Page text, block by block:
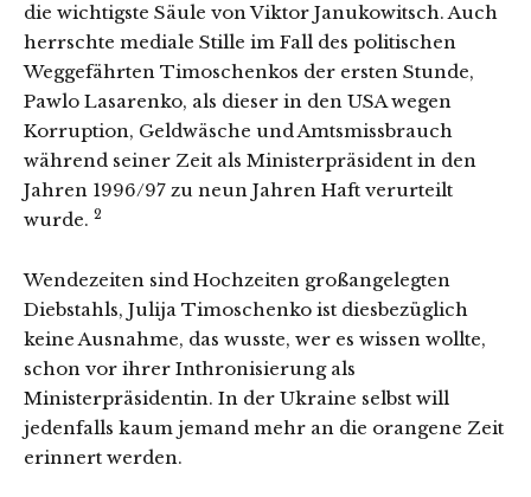
die wichtigste Säule von Viktor Janukowitsch. Auch
herrschte mediale Stille im Fall des politischen
Weggefährten Timoschenkos der ersten Stunde,
Pawlo Lasarenko, als dieser in den USA wegen
Korruption, Geldwäsche und Amtsmissbrauch
während seiner Zeit als Ministerpräsident in den
Jahren 1996/97 zu neun Jahren Haft verurteilt
wurde. 2
Wendezeiten sind Hochzeiten großangelegten
Diebstahls, Julija Timoschenko ist diesbezüglich
keine Ausnahme, das wusste, wer es wissen wollte,
schon vor ihrer Inthronisierung als
Ministerpräsidentin. In der Ukraine selbst will
jedenfalls kaum jemand mehr an die orangene Zeit
erinnert werden.